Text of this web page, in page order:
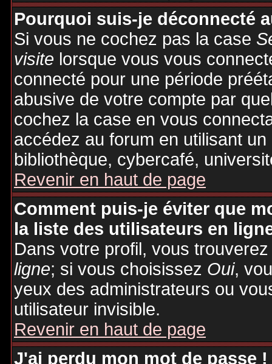
Pourquoi suis-je déconnecté
Si vous ne cochez pas la case
visitelorsque vous vous
connecté pour une période
abusive de votre compte par
cochez la case en vous
accédez au forum en utilisant
bibliothèque, cybercafé,
Revenir en haut de page
Comment puis-je éviter que
la liste des utilisateurs en
Dans votre profil, vous
ligne; si vous choisissezOui,
yeux des administrateurs ou
utilisateur invisible.
Revenir en haut de page
J'ai perdu mon mot de passe !